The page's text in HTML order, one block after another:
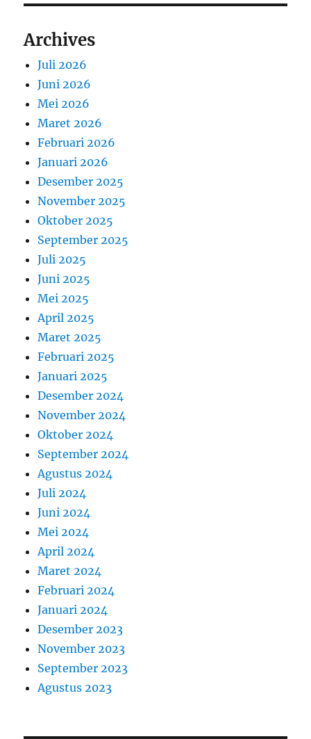
Archives
Juli 2026
Juni 2026
Mei 2026
Maret 2026
Februari 2026
Januari 2026
Desember 2025
November 2025
Oktober 2025
September 2025
Juli 2025
Juni 2025
Mei 2025
April 2025
Maret 2025
Februari 2025
Januari 2025
Desember 2024
November 2024
Oktober 2024
September 2024
Agustus 2024
Juli 2024
Juni 2024
Mei 2024
April 2024
Maret 2024
Februari 2024
Januari 2024
Desember 2023
November 2023
September 2023
Agustus 2023